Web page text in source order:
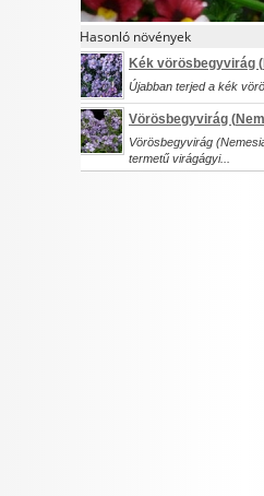
Hasonló növények
Kék vörösbegyvirág (
Újabban terjed a kék
Vörösbegyvirág (
Vörösbegyvirág
termetű virágágyi...